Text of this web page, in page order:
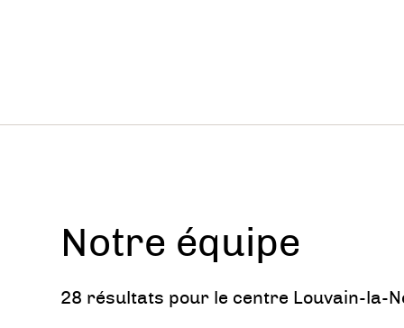
Notre équipe
28 résultats pour le centre Louvain-la-